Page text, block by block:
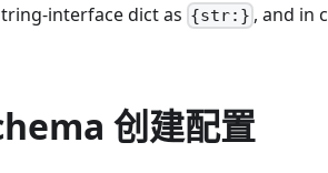
interface dict as {str:} , and in
创建配置